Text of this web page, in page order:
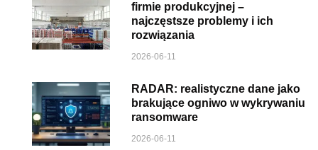
firmie produkcyjnej –
najczęstsze problemy i ich
rozwiązania
2026-06-11
RADAR: realistyczne dane jako
brakujące ogniwo w wykrywaniu
ransomware
2026-06-11